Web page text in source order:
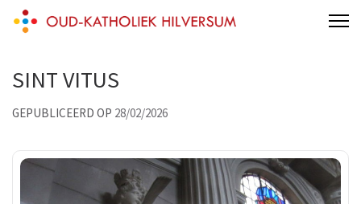
Skip
(Press
Oud-katholiek Hilversum
aan 't Melkpad
SINT VITUS
GEPUBLICEERD OP 28/02/2026